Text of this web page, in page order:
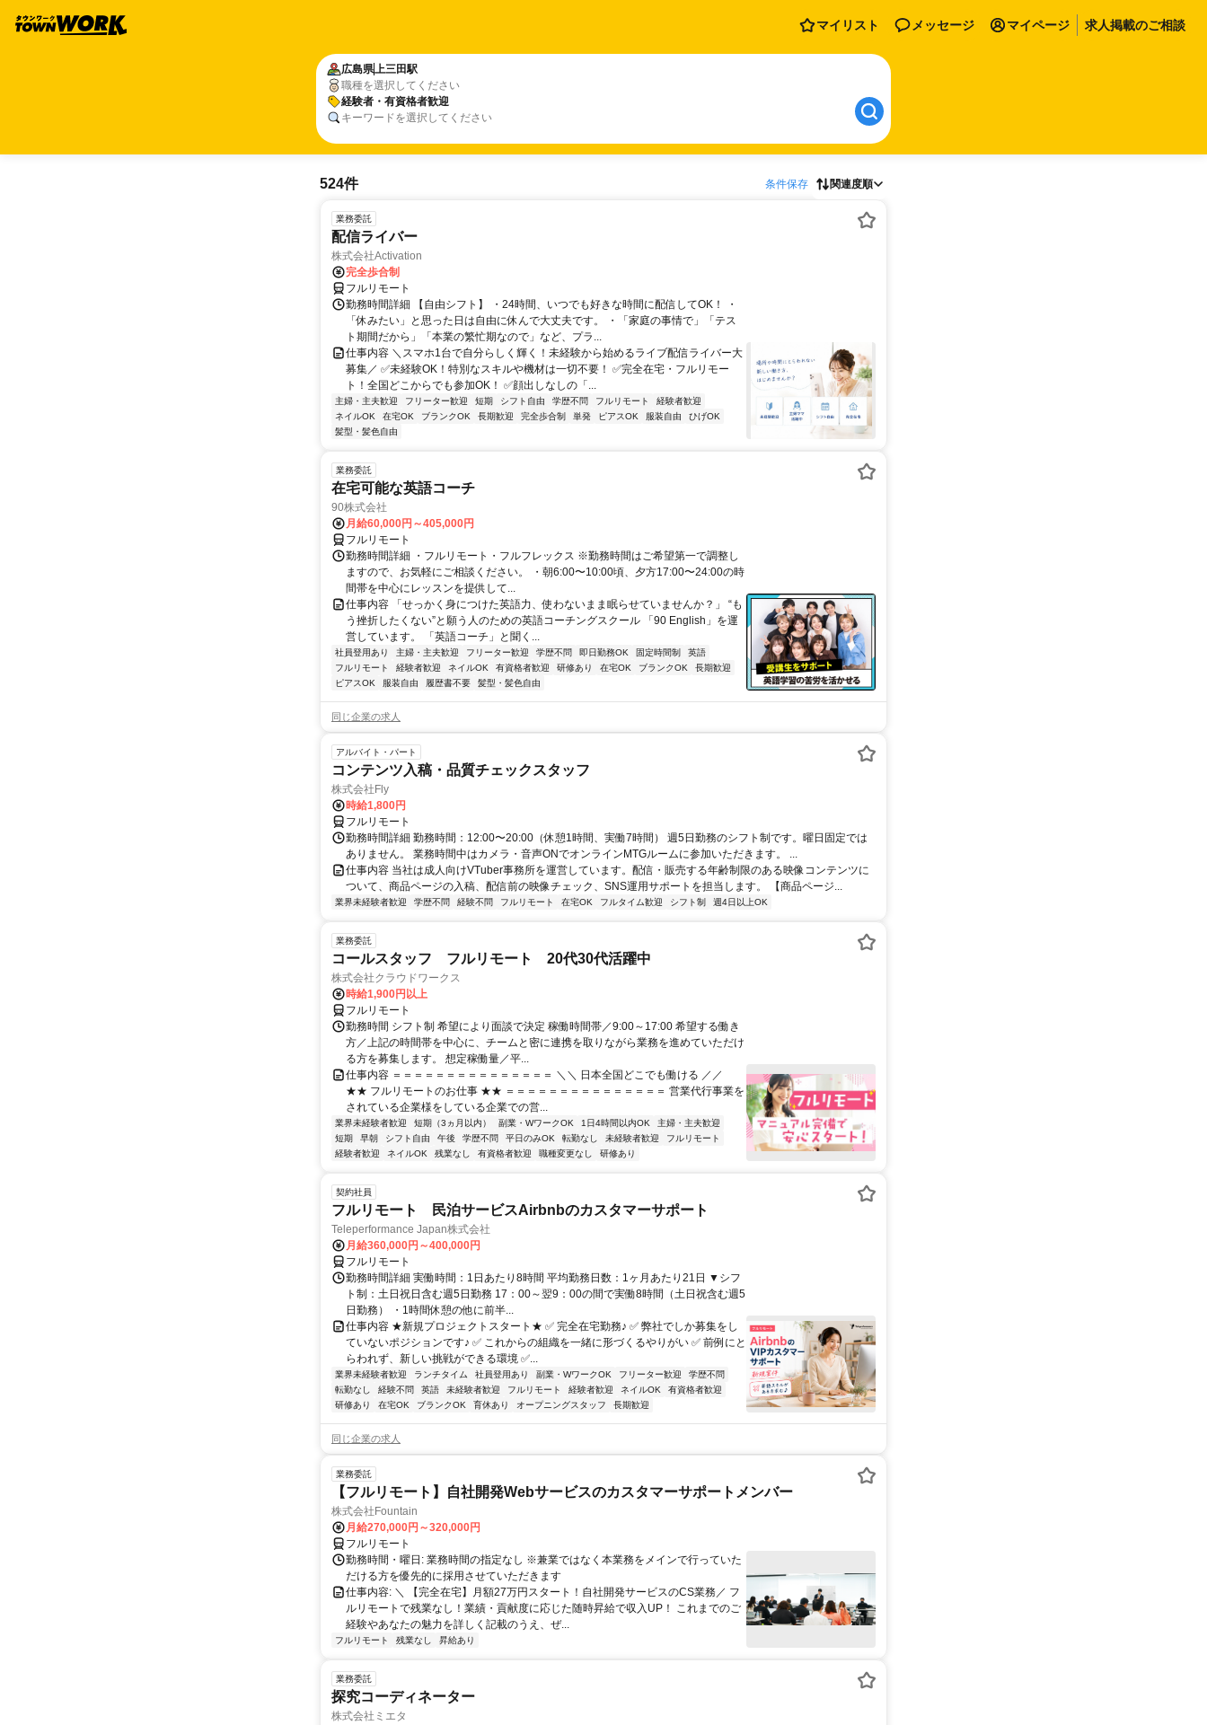
マイリスト メッセージ マイページ 求人掲載のご相談
広島県上三田駅
職種を選択してください
経験者・有資格者歓迎
キーワードを選択してください
524件 条件保存 関連度順
業務委託
配信ライバー
株式会社Activation
完全歩合制
フルリモート
勤務時間詳細 【自由シフト】 ・24時間、いつでも好きな時間に配信してOK！ ・
「休みたい」と思った日は自由に休んで大丈夫です。 ・「家庭の事情で」「テス
ト期間だから」「本業の繁忙期なので」など、プラ...
仕事内容 ＼スマホ1台で自分らしく輝く！未経験から始めるライブ配信ライバー大
募集／ ✅未経験OK！特別なスキルや機材は一切不要！ ✅完全在宅・フルリモー
ト！全国どこからでも参加OK！ ✅顔出しなしの「...
主婦・主夫歓迎 フリーター歓迎 短期 シフト自由 学歴不問 フルリモート
経験者歓迎
ネイルOK
在宅OK ブランクOK 長期歓迎 完全歩合制 単発 ピアスOK 服装自由
ひげOK
髪型・髪色自由
業務委託
在宅可能な英語コーチ
90株式会社
月給60,000円～405,000円
フルリモート
勤務時間詳細 ・フルリモート・フルフレックス ※勤務時間はご希望第一で調整し
ますので、お気軽にご相談ください。 ・朝6:00〜10:00頃、夕方17:00〜24:00の時
間帯を中心にレッスンを提供して...
仕事内容 「せっかく身につけた英語力、使わないまま眠らせていませんか？」 “も
う挫折したくない”と願う人のための英語コーチングスクール 「90 English」を運
営しています。 「英語コーチ」と聞く...
社員登用あり 主婦・主夫歓迎 フリーター歓迎 学歴不問 即日勤務OK 固定時間制
英語
フルリモート
経験者歓迎 ネイルOK 有資格者歓迎 研修あり 在宅OK ブランクOK
長期歓迎
ピアスOK
服装自由 履歴書不要 髪型・髪色自由
同じ企業の求人
アルバイト・パート
コンテンツ入稿・品質チェックスタッフ
株式会社Fly
時給1,800円
フルリモート
勤務時間詳細 勤務時間：12:00〜20:00（休憩1時間、実働7時間） 週5日勤務のシフト制です。曜日固定では
ありません。 業務時間中はカメラ・音声ONでオンラインMTGルームに参加いただきます。 ...
仕事内容 当社は成人向けVTuber事務所を運営しています。配信・販売する年齢制限のある映像コンテンツに
ついて、商品ページの入稿、配信前の映像チェック、SNS運用サポートを担当します。 【商品ページ...
業界未経験者歓迎 学歴不問 経験不問 フルリモート 在宅OK フルタイム歓迎 シフト制 週4日以上OK
業務委託
コールスタッフ フルリモート 20代30代活躍中
株式会社クラウドワークス
時給1,900円以上
フルリモート
勤務時間 シフト制 希望により面談で決定 稼働時間帯／9:00～17:00 希望する働き
方／上記の時間帯を中心に、チームと密に連携を取りながら業務を進めていただけ
る方を募集します。 想定稼働量／平...
仕事内容 ＝＝＝＝＝＝＝＝＝＝＝＝＝＝＝ ＼＼ 日本全国どこでも働ける ／／
★★ フルリモートのお仕事 ★★ ＝＝＝＝＝＝＝＝＝＝＝＝＝＝＝ 営業代行事業を
されている企業様をしている企業での営...
業界未経験者歓迎 短期（3ヵ月以内） 副業・WワークOK 1日4時間以内OK
主婦・主夫歓迎
短期
早朝 シフト自由 午後 学歴不問 平日のみOK 転勤なし 未経験者歓迎
フルリモート
経験者歓迎
ネイルOK 残業なし 有資格者歓迎 職種変更なし 研修あり
契約社員
フルリモート 民泊サービスAirbnbのカスタマーサポート
Teleperformance Japan株式会社
月給360,000円～400,000円
フルリモート
勤務時間詳細 実働時間：1日あたり8時間 平均勤務日数：1ヶ月あたり21日 ▼シフ
ト制：土日祝日含む週5日勤務 17：00～翌9：00の間で実働8時間（土日祝含む週5
日勤務） ・1時間休憩の他に前半...
仕事内容 ★新規プロジェクトスタート★ ✅ 完全在宅勤務♪ ✅ 弊社でしか募集をし
ていないポジションです♪ ✅ これからの組織を一緒に形づくるやりがい ✅ 前例にと
らわれず、新しい挑戦ができる環境 ✅...
業界未経験者歓迎 ランチタイム 社員登用あり 副業・WワークOK フリーター歓迎
学歴不問
転勤なし
経験不問 英語 未経験者歓迎 フルリモート 経験者歓迎 ネイルOK
有資格者歓迎
研修あり
在宅OK ブランクOK 育休あり オープニングスタッフ 長期歓迎
同じ企業の求人
業務委託
【フルリモート】自社開発Webサービスのカスタマーサポートメンバー
株式会社Fountain
月給270,000円～320,000円
フルリモート
勤務時間・曜日: 業務時間の指定なし ※兼業ではなく本業務をメインで行っていた
だける方を優先的に採用させていただきます
仕事内容: ＼ 【完全在宅】月額27万円スタート！自社開発サービスのCS業務／ フ
ルリモートで残業なし！業績・貢献度に応じた随時昇給で収入UP！ これまでのご
経験やあなたの魅力を詳しく記載のうえ、ぜ...
フルリモート 残業なし 昇給あり
業務委託
探究コーディネーター
株式会社ミエタ